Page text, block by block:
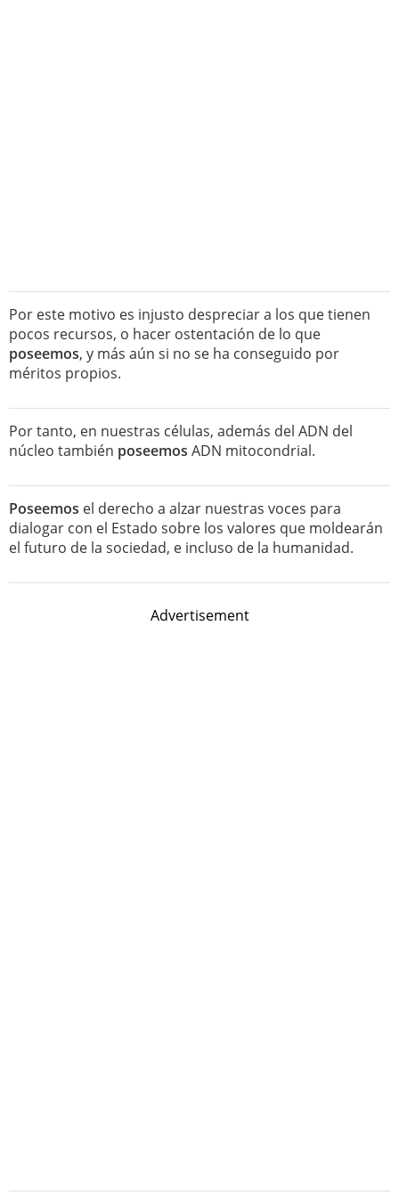
Por este motivo es injusto despreciar a los que tienen
pocos recursos, o hacer ostentación de lo que
poseemos, y más aún si no se ha conseguido por
méritos propios.
Por tanto, en nuestras células, además del ADN del
núcleo también poseemos ADN mitocondrial.
Poseemos el derecho a alzar nuestras voces para
dialogar con el Estado sobre los valores que moldearán
el futuro de la sociedad, e incluso de la humanidad.
Advertisement